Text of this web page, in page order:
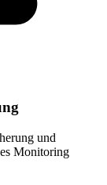
und
Monitoring